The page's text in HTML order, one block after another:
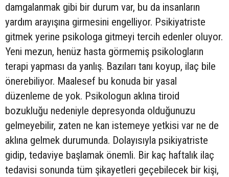
damgalanmak gibi bir durum var, bu da insanların
yardım arayışına girmesini engelliyor. Psikiyatriste
gitmek yerine psikologa gitmeyi tercih edenler oluyor.
Yeni mezun, henüz hasta görmemiş psikologların
terapi yapması da yanlış. Bazıları tanı koyup, ilaç bile
önerebiliyor. Maalesef bu konuda bir yasal
düzenleme de yok. Psikologun aklına tiroid
bozukluğu nedeniyle depresyonda olduğunuzu
gelmeyebilir, zaten ne kan istemeye yetkisi var ne de
aklına gelmek durumunda. Dolayısıyla psikiyatriste
gidip, tedaviye başlamak önemli. Bir kaç haftalık ilaç
tedavisi sonunda tüm şikayetleri geçebilecek bir kişi,